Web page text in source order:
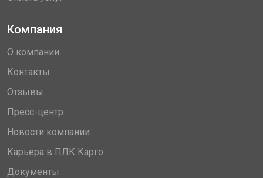
Компания
О компании
Контакты
Отзывы
Пресс-центр
Новости компании
Карьера в ПЛК Карго
Документы